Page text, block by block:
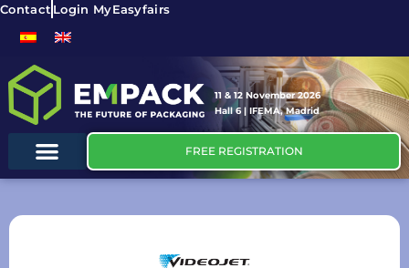
Contact Login MyEasyfairs
11 & 12 November 2026
Hall 6 | IFEMA, Madrid
FREE REGISTRATION